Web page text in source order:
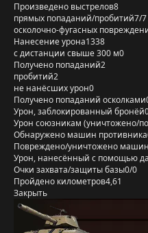
Произведено выстрелов8
прямых попаданий/пробитий7/7
осколочно-фугасных
Нанесение урона1338
с дистанции свыше 300 м0
Получено попаданий2
пробитий2
не нанёсших урон0
Получено попаданий осколками
Урон, заблокированный бронёй
Урон союзникам (уничтожено/
Обнаружено машин противника
Повреждено/уничтожено
Урон, нанесённый с помощью
Очки захвата/защиты базы0/0
Пройдено километров4,61
Закрыть